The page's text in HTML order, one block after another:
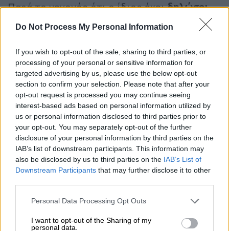
Do Not Process My Personal Information
If you wish to opt-out of the sale, sharing to third parties, or
processing of your personal or sensitive information for
targeted advertising by us, please use the below opt-out
section to confirm your selection. Please note that after your
opt-out request is processed you may continue seeing
interest-based ads based on personal information utilized by
us or personal information disclosed to third parties prior to
your opt-out. You may separately opt-out of the further
disclosure of your personal information by third parties on the
IAB’s list of downstream participants. This information may
also be disclosed by us to third parties on the IAB’s List of
Downstream Participants that may further disclose it to other
Please note that this website/app uses one or more Google
not limited to your visit or usage behaviour. You may click to
Personal Data Processing Opt Outs
I want to opt-out of the Sharing of my
personal data.
Παρά το γεγονός ότι ο ίδιος έχειδηλώσει
επανειλημμένα πως δε διαθέτει άμεσες
πολιτικές φιλοδοξίες, φέρεται να λαμβάνει
άτυπη εκπαίδευση ηγεσίας
και να
αναπτύσσειένα δίκτυο πιστών
υποστηρικτών. Σύμφωνα με τις ίδιες πηγές,
εμπλέκεται ήδη στις διαδικασίεςεπιλογής
αξιωματούχων τόσο στο AKPόσο και στον
κρατικό μηχανισμό, ένδειξη ότι ο ρόλος του
ενισχύεται σταδιακά για να αποφευχθούν
αντιδράσεις από το εκλογικό σώμα.